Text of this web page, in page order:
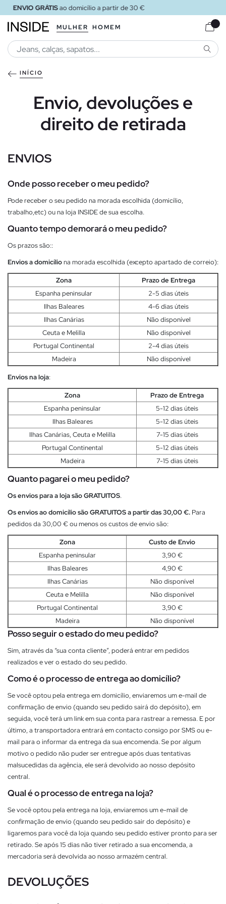
€ ENVIO GRÁTIS
MULHER HOMEM
INÍCIO
Envio, devoluções e
direito de retirada
ENVIOS
Onde posso receber o meu pedido?
Pode receber o seu pedido na morada escolhida (domicílio,
trabalho,etc) ou na loja INSIDE de sua escolha.
Quanto tempo demorará o meu pedido?
Os prazos são::
Envios a domicíliona morada escolhida (excepto apartado de correio):
Zona
Prazo de Entrega
Espanha peninsular
2-5 dias úteis
Ilhas Baleares
4-6 dias úteis
Ilhas Canárias
Não disponível
Ceuta e Melilla
Não disponível
Portugal Continental
2-4 dias úteis
Madeira
Não disponível
Envios na loja:
Zona
Prazo de Entrega
Espanha peninsular
5-12 dias úteis
Ilhas Baleares
5-12 dias úteis
Ilhas Canárias, Ceuta e Melilla
7-15 dias úteis
Portugal Continental
5-12 dias úteis
Madeira
7-15 dias úteis
Quanto pagarei o meu pedido?
Os envios para a loja são GRATUITOS.
Os envios ao domicílio são GRATUITOS a partir das 30,00 €. Para
pedidos da 30,00 € ou menos os custos de envio são:
Zona
Custo de Envio
Espanha peninsular
3,90 €
Ilhas Baleares
4,90 €
Ilhas Canárias
Não disponível
Ceuta e Melilla
Não disponível
Portugal Continental
3,90 €
Madeira
Não disponível
Posso seguir o estado do meu pedido?
Sim, através da “sua conta cliente”, poderá entrar em pedidos
realizados e ver o estado do seu pedido.
Como é o processo de entrega ao domicílio?
Se você optou pela entrega em domicílio, enviaremos um e-mail de
confirmação de envio (quando seu pedido sairá do depósito), em
seguida, você terá um link em sua conta para rastrear a remessa. E por
último, a transportadora entrará em contacto consigo por SMS ou e-
mail para o informar da entrega da sua encomenda. Se por algum
motivo o pedido não puder ser entregue após duas tentativas
malsucedidas da agência, ele será devolvido ao nosso depósito
central.
Qual é o processo de entrega na loja?
Se você optou pela entrega na loja, enviaremos um e-mail de
confirmação de envio (quando seu pedido sair do depósito) e
ligaremos para você da loja quando seu pedido estiver pronto para ser
retirado. Se após 15 dias não tiver retirado a sua encomenda, a
mercadoria será devolvida ao nosso armazém central.
DEVOLUÇÕES